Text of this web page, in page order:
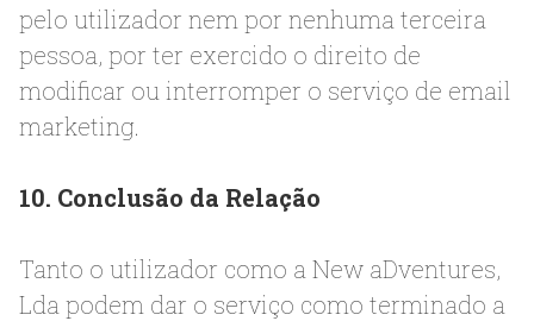
pelo utilizador nem por nenhuma terceira
pessoa, por ter exercido o direito de
modificar ou interromper o serviço de email
marketing.
10. Conclusão da Relação
Tanto o utilizador como a New aDventures,
Lda podem dar o serviço como terminado a